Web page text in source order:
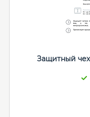
Защитный